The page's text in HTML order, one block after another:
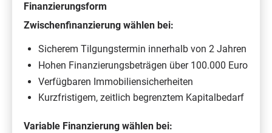
Finanzierungsform
Zwischenfinanzierung wählen bei:
Sicherem Tilgungstermin innerhalb von 2 Jahren
Hohen Finanzierungsbeträgen über 100.000 Euro
Verfügbaren Immobiliensicherheiten
Kurzfristigem, zeitlich begrenztem Kapitalbedarf
Variable Finanzierung wählen bei: